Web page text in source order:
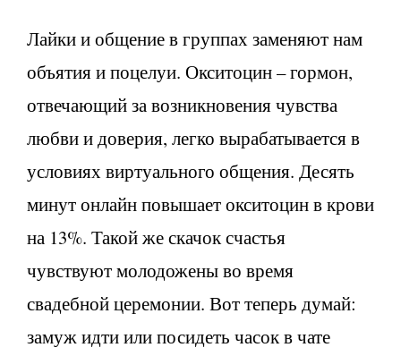
Лайки и общение в группах заменяют нам
объятия и поцелуи. Окситоцин – гормон,
отвечающий за возникновения чувства
любви и доверия, легко вырабатывается в
условиях виртуального общения. Десять
минут онлайн повышает окситоцин в крови
на 13%. Такой же скачок счастья
чувствуют молодожены во время
свадебной церемонии. Вот теперь думай:
замуж идти или посидеть часок в чате